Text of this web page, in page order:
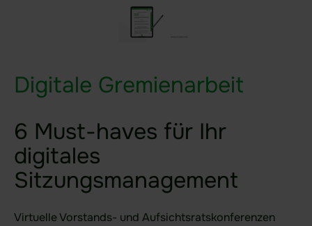
Small Business
Gesundheit
Versicherungen
Finanzwesen
Verteidigung
Digitale Gremienarbeit
6 Must-haves für Ihr
digitales
Sitzungsmanagement
Virtuelle Vorstands- und Aufsichtsratskonferenzen